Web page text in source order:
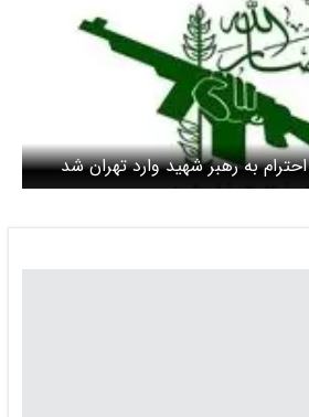
به رهبر شهید وارد تهران شد